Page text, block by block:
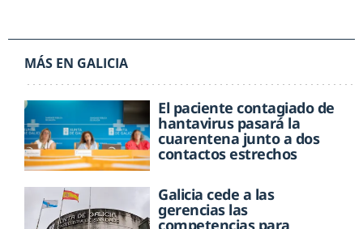
MÁS EN GALICIA
El paciente contagiado de
hantavirus pasará la
cuarentena junto a dos
contactos estrechos
Galicia cede a las
gerencias las